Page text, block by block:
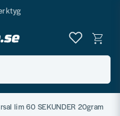
SEK*
för alla
lim 60 SEKUNDER 20gram